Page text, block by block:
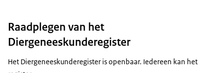
Raadplegen van het
Diergeneeskunderegister
Het Diergeneeskunderegister is openbaar. Iedereen kan het